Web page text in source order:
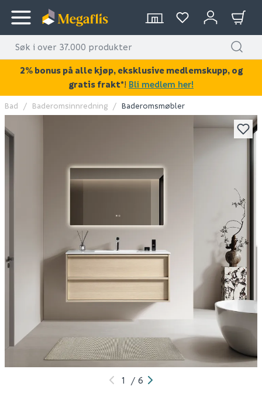
KAN DISSE VÆRE AV INTERESSE?
2 699
100+ stk
Klikk & Hent
Lind aura 40 høyskap
høyre
4 999
100+ stk
Klikk & Hent
Bad Baderomsinnredning Baderomsmøbler
1 / 6
2% bonus på alle kjøp, eksklusive medlemskupp, og
gratis frakt*! Bli medlem her!